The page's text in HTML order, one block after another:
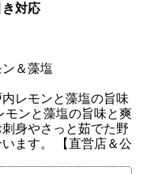
対応
＆藻塩
レモンと藻塩の旨味
モンと藻塩の旨味と爽
身やさっと茹でた野
ます。 【直営店＆公